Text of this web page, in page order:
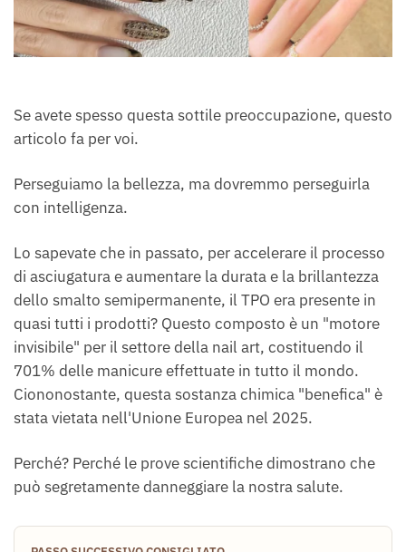
Se avete spesso questa sottile preoccupazione, questo
articolo fa per voi.
Perseguiamo la bellezza, ma dovremmo perseguirla
con intelligenza.
Lo sapevate che in passato, per accelerare il processo
di asciugatura e aumentare la durata e la brillantezza
dello smalto semipermanente, il TPO era presente in
quasi tutti i prodotti? Questo composto è un "motore
invisibile" per il settore della nail art, costituendo il
701% delle manicure effettuate in tutto il mondo.
Ciononostante, questa sostanza chimica "benefica" è
stata vietata nell'Unione Europea nel 2025.
Perché? Perché le prove scientifiche dimostrano che
può segretamente danneggiare la nostra salute.